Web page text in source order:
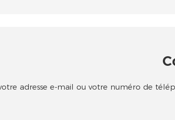
adresse e-mail ou votre numéro de